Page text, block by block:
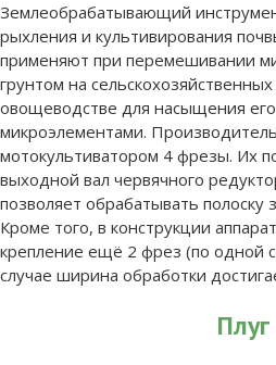
Землеобрабатывающий
рыхления и культивирования
применяют при перемешивании
грунтом на
овощеводстве для насыщения
микроэлементами.
мотокультиватором 4 фрезы. Их
выходной вал червячного
позволяет обрабатывать
Кроме того, в конструкции
крепление ещё 2 фрез (по одной
случае ширина обработки
Плуг